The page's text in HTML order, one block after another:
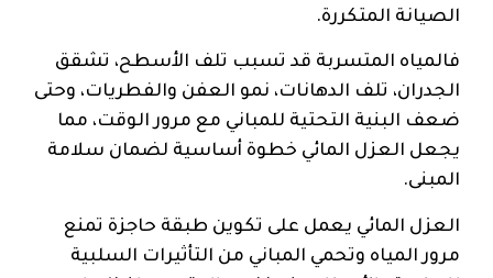
الصيانة المتكررة.
فالمياه المتسربة قد تسبب تلف الأسطح، تشقق
الجدران، تلف الدهانات، نمو العفن والفطريات، وحتى
ضعف البنية التحتية للمباني مع مرور الوقت، مما
يجعل العزل المائي خطوة أساسية لضمان سلامة
المبنى.
العزل المائي يعمل على تكوين طبقة حاجزة تمنع
مرور المياه وتحمي المباني من التأثيرات السلبية